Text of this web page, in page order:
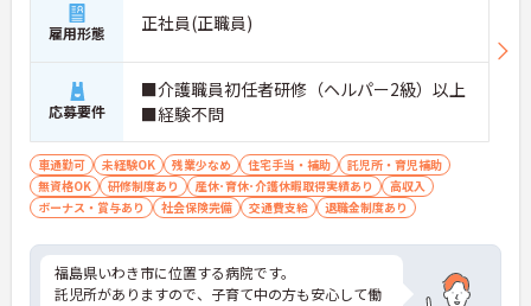
雇用形態 正社員(正職員)
応募要件
■介護職員初任者研修（ヘルパー2級）以上
■経験不問
車通勤可 未経験OK 残業少なめ 住宅手当・補助
託児所・育児補助
無資格OK
研修制度あり 産休･育休･介護休暇取得実績あり
高収入
ボーナス・賞与あり
社会保険完備 交通費支給 退職金制度あり
福島県いわき市に位置する病院です。
託児所がありますので、子育て中の方も安心して働